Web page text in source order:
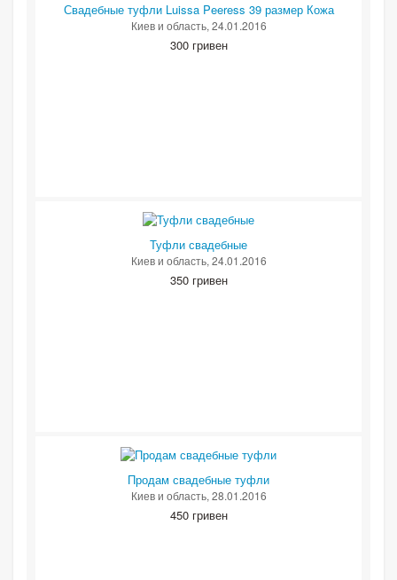
Свадебные туфли Luissa Peeress 39 размер Кожа
Киев и область, 24.01.2016
300 гривен
Туфли свадебные
Киев и область, 24.01.2016
350 гривен
Продам свадебные туфли
Киев и область, 28.01.2016
450 гривен